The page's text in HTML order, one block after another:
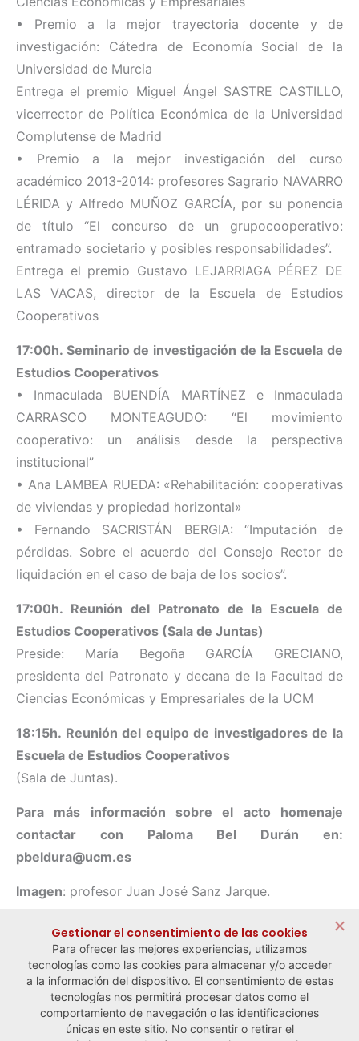
• Premio a la mejor trayectoria docente y de
investigación: Cátedra de Economía Social de la
Universidad de Murcia
Entrega el premio Miguel Ángel SASTRE CASTILLO,
vicerrector de Política Económica de la Universidad
Complutense de Madrid
• Premio a la mejor investigación del curso
académico 2013-2014: profesores Sagrario NAVARRO
LÉRIDA y Alfredo MUÑOZ GARCÍA, por su ponencia
de título “El concurso de un grupocooperativo:
entramado societario y posibles responsabilidades”.
Entrega el premio Gustavo LEJARRIAGA PÉREZ DE
LAS VACAS, director de la Escuela de Estudios
Cooperativos
17:00h. Seminario de investigación de la Escuela de
Estudios Cooperativos
• Inmaculada BUENDÍA MARTÍNEZ e Inmaculada
CARRASCO MONTEAGUDO: “El movimiento
cooperativo: un análisis desde la perspectiva
institucional”
• Ana LAMBEA RUEDA: «Rehabilitación: cooperativas
de viviendas y propiedad horizontal»
• Fernando SACRISTÁN BERGIA: “Imputación de
pérdidas. Sobre el acuerdo del Consejo Rector de
liquidación en el caso de baja de los socios”.
17:00h. Reunión del Patronato de la Escuela de
Estudios Cooperativos (Sala de Juntas)
Preside: María Begoña GARCÍA GRECIANO,
presidenta del Patronato y decana de la Facultad de
Ciencias Económicas y Empresariales de la UCM
18:15h. Reunión del equipo de investigadores de la
Escuela de Estudios Cooperativos
(Sala de Juntas).
Para más información sobre el acto homenaje
contactar con Paloma Bel Durán en:
pbeldura@ucm.es
Imagen: profesor Juan José Sanz Jarque.
← Noticia anterior Noticia siguiente →
Gestionar el consentimiento de las cookies
Para ofrecer las mejores experiencias, utilizamos
tecnologías como las cookies para almacenar y/o acceder
a la información del dispositivo. El consentimiento de estas
tecnologías nos permitirá procesar datos como el
comportamiento de navegación o las identificaciones
únicas en este sitio. No consentir o retirar el